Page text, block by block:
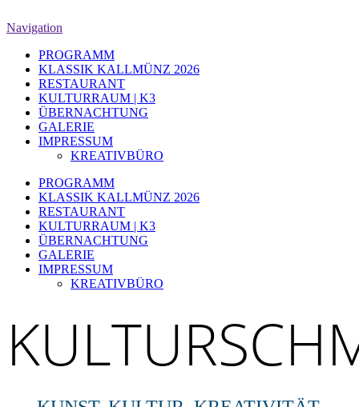
Navigation
PROGRAMM
KLASSIK KALLMÜNZ 2026
RESTAURANT
KULTURRAUM | K3
ÜBERNACHTUNG
GALERIE
IMPRESSUM
KREATIVBÜRO
PROGRAMM
KLASSIK KALLMÜNZ 2026
RESTAURANT
KULTURRAUM | K3
ÜBERNACHTUNG
GALERIE
IMPRESSUM
KREATIVBÜRO